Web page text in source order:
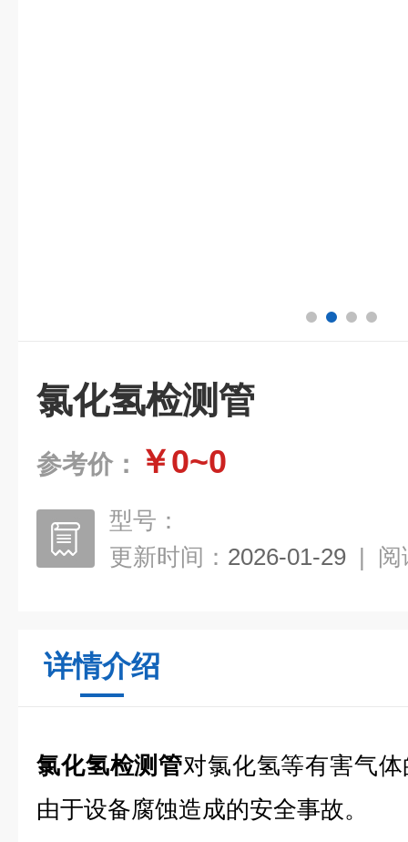
氯化氢检测管
参考价： ￥0~0
型号：
更新时间： 2026-01-29 | 阅
详情介绍
氯化氢检测管对氯化氢等有害气
由于设备腐蚀造成的安全事故。